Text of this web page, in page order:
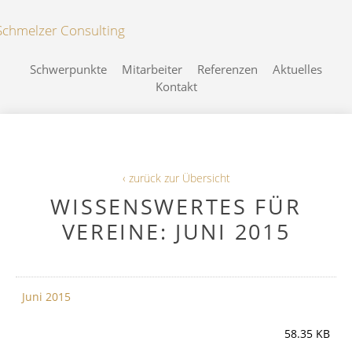
Schwerpunkte Mitarbeiter Referenzen
Aktuelles
Kontakt
‹ zurück zur Übersicht
WISSENSWERTES FÜR
VEREINE: JUNI 2015
Juni 2015
58.35 KB